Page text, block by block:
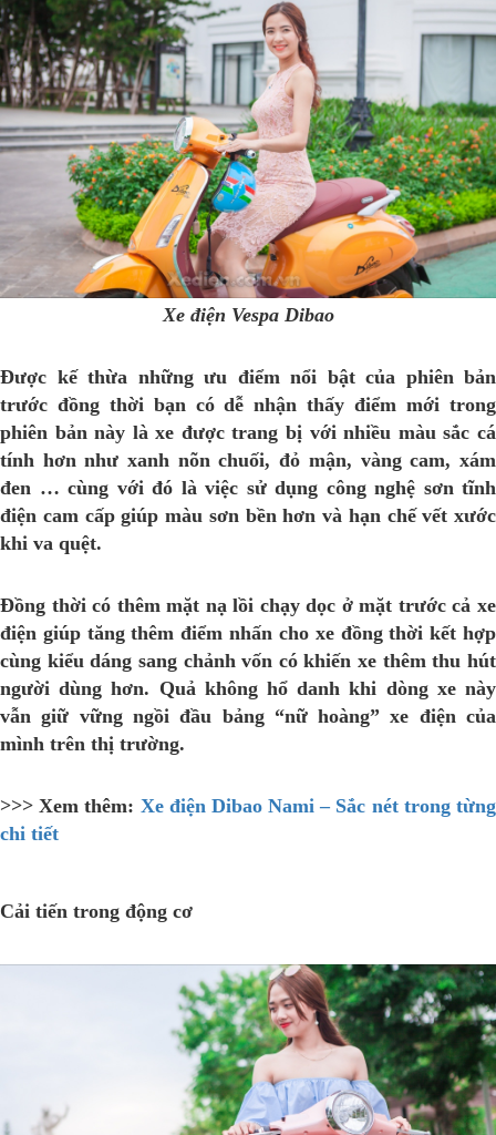
Xe điện Vespa Dibao
Được kế thừa những ưu điểm nổi bật của phiên bản
trước đồng thời bạn có dễ nhận thấy điểm mới trong
phiên bản này là xe được trang bị với nhiều màu sắc cá
tính hơn như xanh nõn chuối, đỏ mận, vàng cam, xám
đen … cùng với đó là việc sử dụng công nghệ sơn tĩnh
điện cam cấp giúp màu sơn bền hơn và hạn chế vết xước
khi va quệt.
Đồng thời có thêm mặt nạ lồi chạy dọc ở mặt trước cả xe
điện giúp tăng thêm điểm nhấn cho xe đồng thời kết hợp
cùng kiểu dáng sang chảnh vốn có khiến xe thêm thu hút
người dùng hơn. Quả không hổ danh khi dòng xe này
vẫn giữ vững ngồi đầu bảng “nữ hoàng” xe điện của
mình trên thị trường.
>>> Xem thêm: Xe điện Dibao Nami – Sắc nét trong từng
chi tiết
Cải tiến trong động cơ